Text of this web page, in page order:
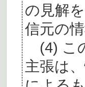
の見解
信元の
(4) こ
主張は